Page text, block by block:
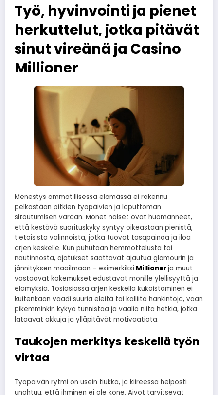
Työ, hyvinvointi ja pienet
herkuttelut, jotka pitävät
sinut vireänä ja Casino
Millioner
Menestys ammatillisessa elämässä ei rakennu
pelkästään pitkien työpäivien ja loputtoman
sitoutumisen varaan. Monet naiset ovat huomanneet,
että kestävä suorituskyky syntyy oikeastaan pienistä,
tietoisista valinnoista, jotka tuovat tasapainoa ja iloa
arjen keskelle. Kun puhutaan hemmottelusta tai
nautinnosta, ajatukset saattavat ajautua glamourin ja
jännityksen maailmaan – esimerkiksi Millionerja muut
vastaavat kokemukset edustavat monille ylellisyyttä ja
elämyksiä. Tosiasiassa arjen keskellä kukoistaminen ei
kuitenkaan vaadi suuria eleitä tai kalliita hankintoja, vaan
pikemminkin kykyä tunnistaa ja vaalia niitä hetkiä, jotka
lataavat akkuja ja ylläpitävät motivaatiota.
Taukojen merkitys keskellä työn
virtaa
Työpäivän rytmi on usein tiukka, ja kiireessä helposti
unohtuu, että ihminen ei ole kone. Aivot tarvitsevat